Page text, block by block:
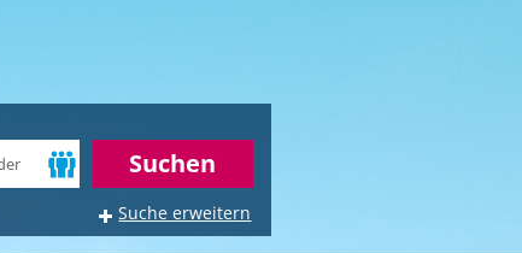
Suchen
Suche erweitern